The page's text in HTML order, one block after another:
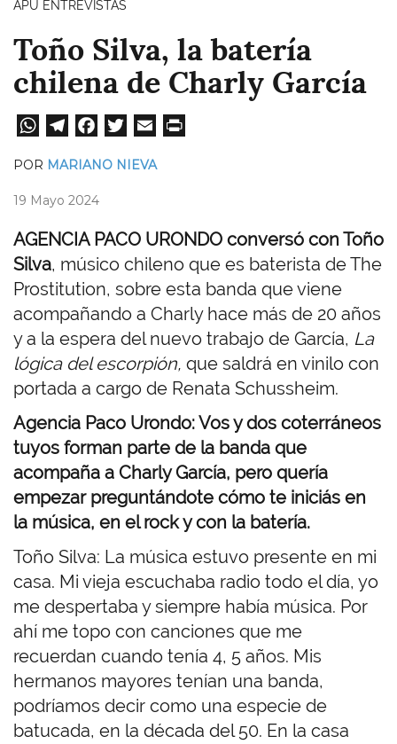
APU ENTREVISTAS
Toño Silva, la batería
chilena de Charly García
W
A
pp
Te
a
m
Fa
ok
POR MARIANO NIEVA
19 Mayo 2024
AGENCIA PACO URONDO conversó con Toño
Silva, músico chileno que es baterista de The
Prostitution, sobre esta banda que viene
acompañando a Charly hace más de 20 años
y a la espera del nuevo trabajo de García, La
lógica del escorpión, que saldrá en vinilo con
portada a cargo de Renata Schussheim.
Agencia Paco Urondo: Vos y dos coterráneos
tuyos forman parte de la banda que
acompaña a Charly García, pero quería
empezar preguntándote cómo te iniciás en
la música, en el rock y con la batería.
Toño Silva: La música estuvo presente en mi
casa. Mi vieja escuchaba radio todo el día, yo
me despertaba y siempre había música. Por
ahí me topo con canciones que me
recuerdan cuando tenía 4, 5 años. Mis
hermanos mayores tenían una banda,
podríamos decir como una especie de
batucada, en la década del 50. En la casa